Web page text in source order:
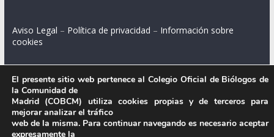
Aviso Legal – Política de privacidad – Información sobre
cookies
Colegio Oficial de Biólogos de la Comunidad de Madrid.
C/ Santa Engracia 108, 2º int.izq. 28003 Madrid.
El presente sitio web pertenece al Colegio Oficial de Biólogos de
la Comunidad de
Madrid (COBCM) utiliza cookies propias y de terceros para
mejorar analizar el tráfico
web de la misma. Para continuar navegando es necesario aceptar
expresamente la